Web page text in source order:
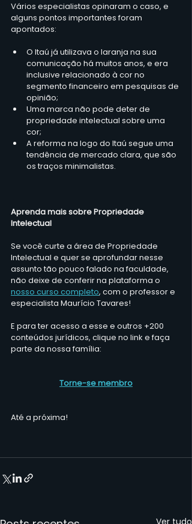
Vários especialistas opinaram o caso, e
alguns pontos importantes foram
apontados:
O Itaú já utilizava o laranja na sua
comunicação há muitos anos, e era
inclusive relacionado à cor no
segmento financeiro em pesquisas de
opinião;
Uma marca não pode deter de
propriedade intelectual sobre uma
cor;
A reforma na logo do Itaú segue uma
tendência de mercado clara, que são
os traços minimalistas.
Aprenda mais sobre Propriedade
Intelectual
Se você curte a área de Propriedade
Intelectual e quer se aprofundar nesse
assunto tão pouco falado na faculdade,
não deixe de conferir na plataforma o
nosso curso completo, com o professor e
especialista Maurício Tavares!
E para ter acesso a esse e outros +200
conteúdos jurídicos, clique no link e faça
parte da nossa família:
Torne-se membro
Até a próxima!